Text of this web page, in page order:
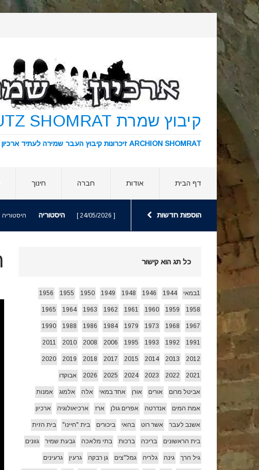
קיבוץ שמרת KIBBUTZ SHOMRAT
ARCHION SHOMRAT זיכרונות קיבוץ העבר שמירה לעתיד ארכיון שמרת
דף הבית אודות חברה חינוך
הוספות חדשות [ 24/05/2026 ] היסטוריה היסטוריה
[ 26/07/2026 ] זרעי קיץ/ היי הג'יפ
כל תג הוא קישור
1במאי 1944
1946
1948
1949
1950
1955
1956
1958
1959
1960
1961
1962
1963
1964
1965
1967
1968
1973
1979
1984
1986
1988
1990
1991
1992
1993
1995
2006
2008
2010
2011
2012
2013
2014
2015
2017
2018
2019
2020
2021
2022
2023
2024
2025
2026 אבוקדו
אביטל מרום אורים אורן אחד במאי אלה אלמוג אמנות
אמת המים אנדרטה אפרים גולן ארז ארכיאולוגיה ארכיון
אשנב לעבר אשר רוט בהאי ביכורים בית "חיינו" בית הזית
בית הראשונים בריכה ברכות בתי מלאכה גבעת שמיר גוונים
גיל הרך גינה גלריה גמל"צים גן רבקה גרעין גרעינים